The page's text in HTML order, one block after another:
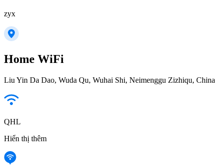
zyx
Home WiFi
Liu Yin Da Dao, Wuda Qu, Wuhai Shi, Neimenggu Zizhiqu, China
QHL
Hiển thị thêm